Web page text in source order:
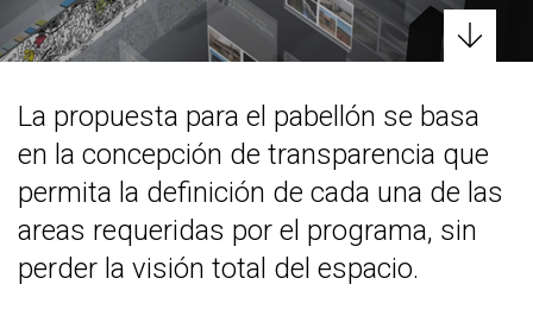
La propuesta para el pabellón se basa
en la concepción de transparencia que
permita la definición de cada una de las
areas requeridas por el programa, sin
perder la visión total del espacio.